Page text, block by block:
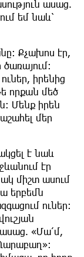
ասաց.
եմ նաև՝
Քչախոս էր,
իրենից
որքան մեծ
Մենք իրեն
մեր
է նաև
էր
միշտ ասում
երբեմն
ուներ։
«Մա՛մ,